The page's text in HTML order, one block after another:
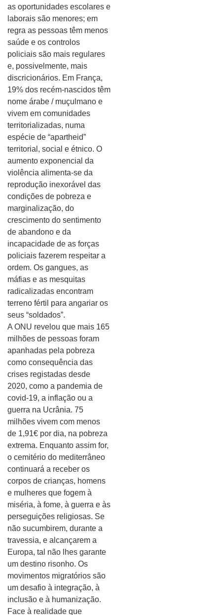
as oportunidades escolares e
laborais são menores; em
regra as pessoas têm menos
saúde e os controlos
policiais são mais regulares
e, possivelmente, mais
discricionários. Em França,
19% dos recém-nascidos têm
nome árabe / muçulmano e
vivem em comunidades
territorializadas, numa
espécie de “apartheid”
territorial, social e étnico. O
aumento exponencial da
violência alimenta-se da
reprodução inexorável das
condições de pobreza e
marginalização, do
crescimento do sentimento
de abandono e da
incapacidade de as forças
policiais fazerem respeitar a
ordem. Os gangues, as
máfias e as mesquitas
radicalizadas encontram
terreno fértil para angariar os
seus “soldados”.
A ONU revelou que mais 165
milhões de pessoas foram
apanhadas pela pobreza
como consequência das
crises registadas desde
2020, como a pandemia de
covid-19, a inflação ou a
guerra na Ucrânia. 75
milhões vivem com menos
de 1,91€ por dia, na pobreza
extrema. Enquanto assim for,
o cemitério do mediterrâneo
continuará a receber os
corpos de crianças, homens
e mulheres que fogem à
miséria, à fome, à guerra e às
perseguições religiosas. Se
não sucumbirem, durante a
travessia, e alcançarem a
Europa, tal não lhes garante
um destino risonho. Os
movimentos migratórios são
um desafio à integração, à
inclusão e à humanização.
Face à realidade que